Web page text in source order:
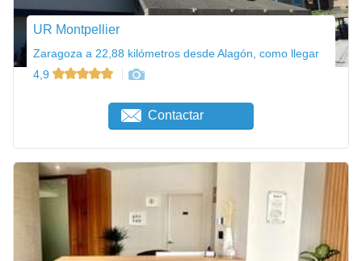
UR Montpellier
Zaragoza a 22,88 kilómetros desde Alagón, como llegar
4,9
Contactar